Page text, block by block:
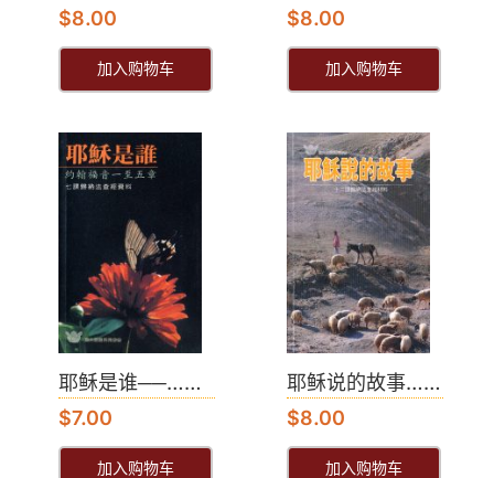
$8.00
加入购物车
$8.00
加入购物车
耶稣是谁──……
$7.00
加入购物车
耶稣说的故事……
$8.00
加入购物车